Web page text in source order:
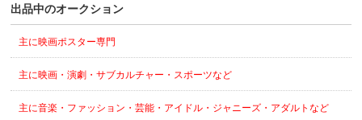
出品中のオークション
主に映画ポスター専門
主に映画・演劇・サブカルチャー・スポーツなど
主に音楽・ファッション・芸能・アイドル・ジャニーズ・アダルトなど